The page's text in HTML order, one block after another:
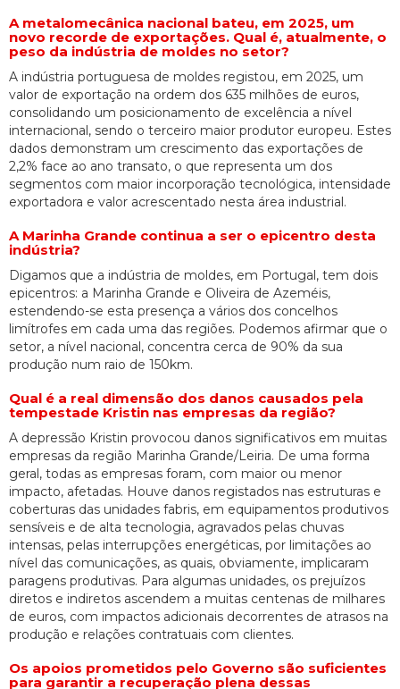
A metalomecânica nacional bateu, em 2025, um
novo recorde de exportações. Qual é, atualmente, o
peso da indústria de moldes no setor?
A indústria portuguesa de moldes registou, em 2025, um
valor de exportação na ordem dos 635 milhões de euros,
consolidando um posicionamento de excelência a nível
internacional, sendo o terceiro maior produtor europeu. Estes
dados demonstram um crescimento das exportações de
2,2% face ao ano transato, o que representa um dos
segmentos com maior incorporação tecnológica, intensidade
exportadora e valor acrescentado nesta área industrial.
A Marinha Grande continua a ser o epicentro desta
indústria?
Digamos que a indústria de moldes, em Portugal, tem dois
epicentros: a Marinha Grande e Oliveira de Azeméis,
estendendo-se esta presença a vários dos concelhos
limítrofes em cada uma das regiões. Podemos afirmar que o
setor, a nível nacional, concentra cerca de 90% da sua
produção num raio de 150km.
Qual é a real dimensão dos danos causados pela
tempestade Kristin nas empresas da região?
A depressão Kristin provocou danos significativos em muitas
empresas da região Marinha Grande/Leiria. De uma forma
geral, todas as empresas foram, com maior ou menor
impacto, afetadas. Houve danos registados nas estruturas e
coberturas das unidades fabris, em equipamentos produtivos
sensíveis e de alta tecnologia, agravados pelas chuvas
intensas, pelas interrupções energéticas, por limitações ao
nível das comunicações, as quais, obviamente, implicaram
paragens produtivas. Para algumas unidades, os prejuízos
diretos e indiretos ascendem a muitas centenas de milhares
de euros, com impactos adicionais decorrentes de atrasos na
produção e relações contratuais com clientes.
Os apoios prometidos pelo Governo são suficientes
para garantir a recuperação plena dessas